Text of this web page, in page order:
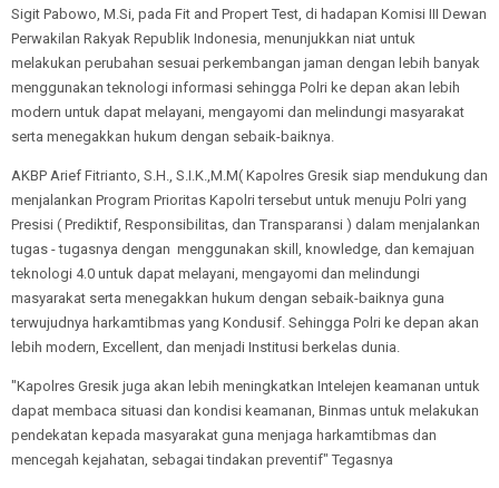
Sigit Pabowo, M.Si, pada Fit and Propert Test, di hadapan Komisi III Dewan
Perwakilan Rakyak Republik Indonesia, menunjukkan niat untuk
melakukan perubahan sesuai perkembangan jaman dengan lebih banyak
menggunakan teknologi informasi sehingga Polri ke depan akan lebih
modern untuk dapat melayani, mengayomi dan melindungi masyarakat
serta menegakkan hukum dengan sebaik-baiknya.
AKBP Arief Fitrianto, S.H., S.I.K.,M.M( Kapolres Gresik siap mendukung dan
menjalankan Program Prioritas Kapolri tersebut untuk menuju Polri yang
Presisi ( Prediktif, Responsibilitas, dan Transparansi ) dalam menjalankan
tugas - tugasnya dengan menggunakan skill, knowledge, dan kemajuan
teknologi 4.0 untuk dapat melayani, mengayomi dan melindungi
masyarakat serta menegakkan hukum dengan sebaik-baiknya guna
terwujudnya harkamtibmas yang Kondusif. Sehingga Polri ke depan akan
lebih modern, Excellent, dan menjadi Institusi berkelas dunia.
"Kapolres Gresik juga akan lebih meningkatkan Intelejen keamanan untuk
dapat membaca situasi dan kondisi keamanan, Binmas untuk melakukan
pendekatan kepada masyarakat guna menjaga harkamtibmas dan
mencegah kejahatan, sebagai tindakan preventif" Tegasnya